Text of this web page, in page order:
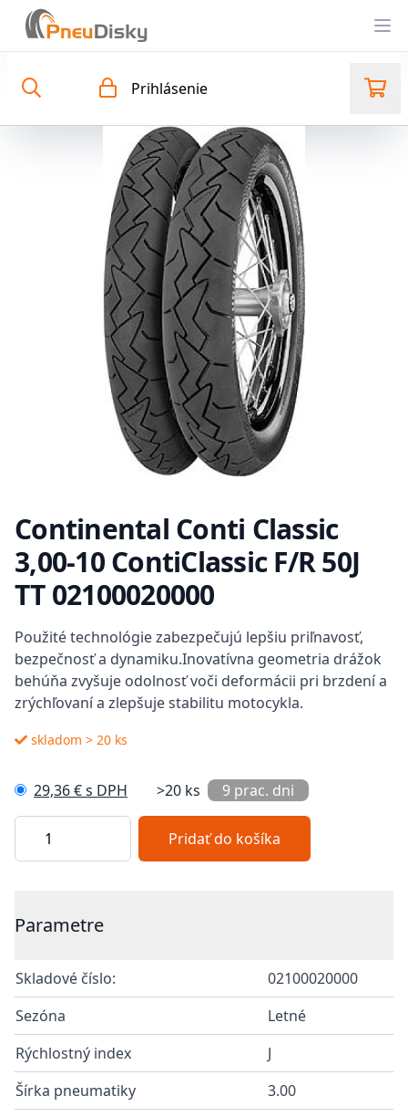
Prihlásenie
Continental Conti Classic
3,00-10 ContiClassic F/R 50J
TT 02100020000
Popis
Použité technológie zabezpečujú lepšiu priľnavosť,
bezpečnosť a dynamiku.Inovatívna geometria drážok
behúňa zvyšuje odolnosť voči deformácii pri brzdení a
zrýchľovaní a zlepšuje stabilitu motocykla.
skladom > 20 ks
29,36 € s DPH >20 ks 9 prac. dni
Pridať do košíka
Parametre
Skladové číslo:
02100020000
Sezóna
Letné
Rýchlostný index
J
Šírka pneumatiky
3.00